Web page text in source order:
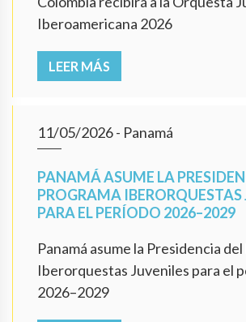
Iberoamericana 2026
LEER MÁS
11/05/2026- Panamá
PANAMÁ ASUME LA
PROGRAMA IBERORQUESTAS
PARA EL PERÍODO 2026–2029
Panamá asume la Presidencia
Iberorquestas Juveniles para el
2026–2029